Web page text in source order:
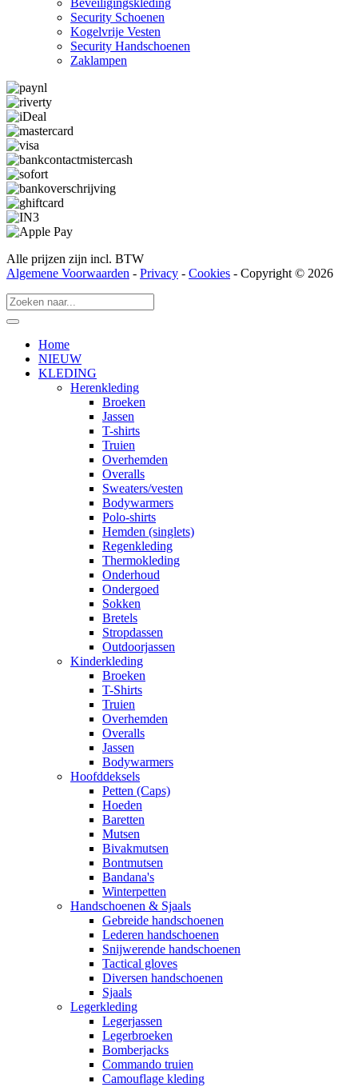
Security Schoenen
Kogelvrije Vesten
Security Hand­­schoenen
Zaklampen
Alle prijzen zijn incl. BTW
Algemene Voorwaarden - Privacy - Cookies - Copyright © 2026
Home
NIEUW
KLEDING
Herenkleding
Broeken
Jassen
T-shirts
Truien
Overhemden
Overalls
Sweaters/vesten
Bodywarmers
Polo-shirts
Hemden (singlets)
Regenkleding
Thermokleding
Onderhoud
Ondergoed
Sokken
Bretels
Stropdassen
Outdoorjassen
Kinderkleding
Broeken
T-Shirts
Truien
Overhemden
Overalls
Jassen
Bodywarmers
Hoofddeksels
Petten (Caps)
Hoeden
Baretten
Mutsen
Bivakmutsen
Bontmutsen
Bandana's
Winterpetten
Handschoenen & Sjaals
Gebreide handschoenen
Lederen handschoenen
Snijwerende handschoenen
Tactical gloves
Diversen handschoenen
Sjaals
Legerkleding
Legerjassen
Legerbroeken
Bomberjacks
Commando truien
Camouflage kleding